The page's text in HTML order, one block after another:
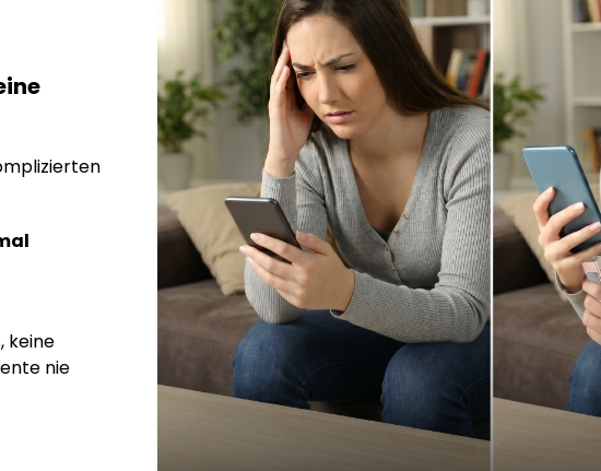
keine
nie